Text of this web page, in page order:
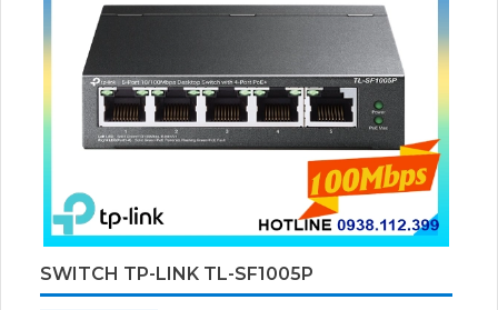
SWITCH TP-LINK TL-SF1005P